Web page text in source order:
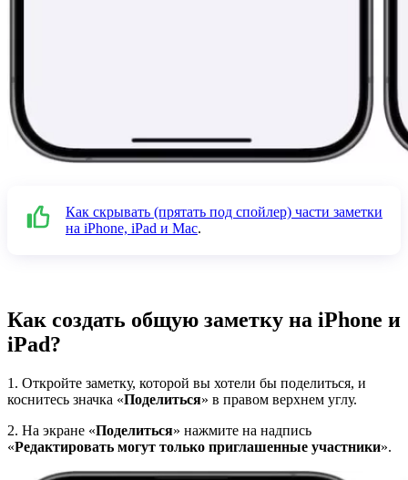
Как скрывать (прятать под спойлер) части заметки
на iPhone, iPad и Mac.
Как создать общую заметку на iPhone и
iPad?
1. Откройте заметку, которой вы хотели бы поделиться, и
коснитесь значка «Поделиться» в правом верхнем углу.
2. На экране «Поделиться» нажмите на надпись
«Редактировать могут только приглашенные участники».